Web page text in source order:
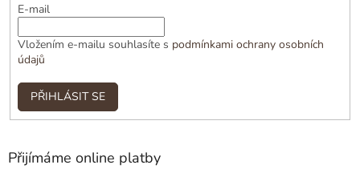
E-mail
Vložením e-mailu souhlasíte s podmínkami ochrany osobních
údajů
PŘIHLÁSIT SE
Přijímáme online platby